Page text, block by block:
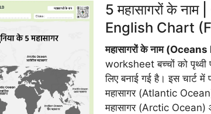
5 महासागरों के
English Chart
महासागरों के नाम
worksheet बच्चों को पृथ्वी
लिए बनाई गई है। इस चार्ट
महासागर (Atlantic
महासागर (Arctic